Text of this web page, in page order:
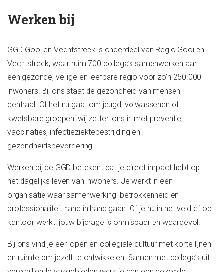
Werken bij
GGD Gooi en Vechtstreek is onderdeel van Regio Gooi en
Vechtstreek, waar ruim 700 collega’s samenwerken aan
een gezonde, veilige en leefbare regio voor zo’n 250.000
inwoners. Bij ons staat de gezondheid van mensen
centraal. Of het nu gaat om jeugd, volwassenen of
kwetsbare groepen: wij zetten ons in met preventie,
vaccinaties, infectieziektebestrijding en
gezondheidsbevordering.
Werken bij de GGD betekent dat je direct impact hebt op
het dagelijks leven van inwoners. Je werkt in een
organisatie waar samenwerking, betrokkenheid en
professionaliteit hand in hand gaan. Of je nu in het veld of op
kantoor werkt: jouw bijdrage is onmisbaar en waardevol.
Bij ons vind je een open en collegiale cultuur met korte lijnen
en ruimte om jezelf te ontwikkelen. Samen met collega’s uit